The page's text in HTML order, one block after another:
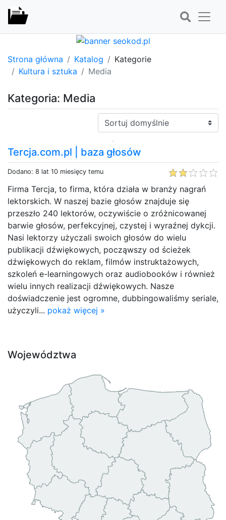
Strona główna Katalog
Kategorie
Kultura i sztuka
Media
Kategoria: Media
Sortuj:
Tercja.com.pl | baza głosów
Dodano: 8 lat 10 miesięcy temu
Firma Tercja, to firma, która działa w branży nagrań
lektorskich. W naszej bazie głosów znajduje się
przeszło 240 lektorów, oczywiście o zróżnicowanej
barwie głosów, perfekcyjnej, czystej i wyraźnej dykcji.
Nasi lektorzy użyczali swoich głosów do wielu
publikacji dźwiękowych, począwszy od ścieżek
dźwiękowych do reklam, filmów instruktażowych,
szkoleń e-learningowych oraz audiobooków i również
wielu innych realizacji dźwiękowych. Nasze
doświadczenie jest ogromne, dubbingowaliśmy seriale,
użyczyli... pokaż więcej »
Województwa